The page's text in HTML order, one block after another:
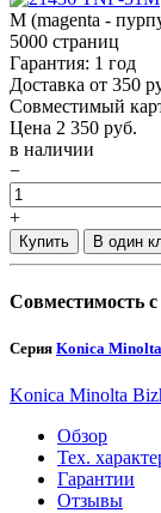
M (magenta -
5000 страниц
Гарантия: 1 год
Доставка от 350
Совместимый
Цена 2 350 руб.
в наличии
−
+
Купить В один
Совместимость
Серия Konica
Konica Minolta
Обзор
Тех.
Гарантии
Отзывы